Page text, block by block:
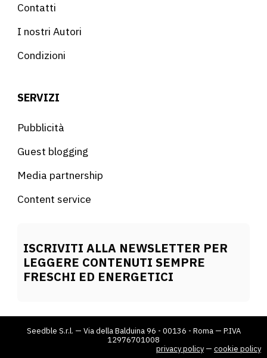
Contatti
I nostri Autori
Condizioni
SERVIZI
Pubblicità
Guest blogging
Media partnership
Content service
ISCRIVITI ALLA NEWSLETTER PER
LEGGERE CONTENUTI SEMPRE
FRESCHI ED ENERGETICI
Seedble S.r.l. — Via della Balduina 96 - 00136 - Roma — P.IVA
12976701008
privacy policy— cookie policy